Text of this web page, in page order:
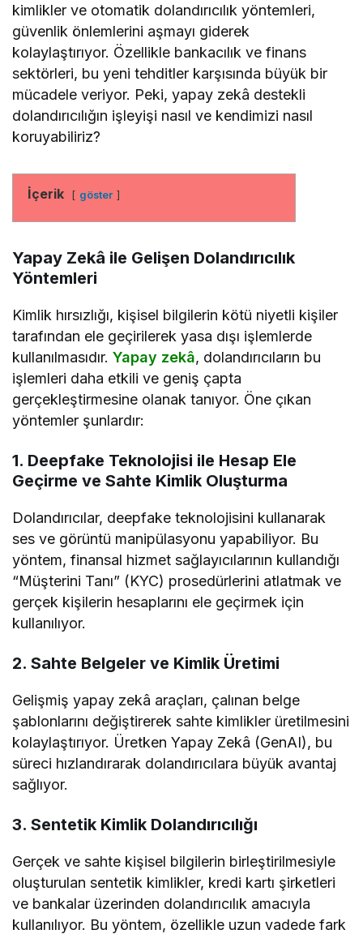
kimlikler ve otomatik dolandırıcılık yöntemleri,
güvenlik önlemlerini aşmayı giderek
kolaylaştırıyor. Özellikle bankacılık ve finans
sektörleri, bu yeni tehditler karşısında büyük bir
mücadele veriyor. Peki, yapay zekâ destekli
dolandırıcılığın işleyişi nasıl ve kendimizi nasıl
koruyabiliriz?
İçerik göster
Yapay Zekâ ile Gelişen Dolandırıcılık
Yöntemleri
Kimlik hırsızlığı, kişisel bilgilerin kötü niyetli kişiler
tarafından ele geçirilerek yasa dışı işlemlerde
kullanılmasıdır.Yapay zekâ, dolandırıcıların bu
işlemleri daha etkili ve geniş çapta
gerçekleştirmesine olanak tanıyor. Öne çıkan
yöntemler şunlardır:
1. Deepfake Teknolojisi ile Hesap Ele
Geçirme ve Sahte Kimlik Oluşturma
Dolandırıcılar, deepfake teknolojisini kullanarak
ses ve görüntü manipülasyonu yapabiliyor. Bu
yöntem, finansal hizmet sağlayıcılarının kullandığı
“Müşterini Tanı” (KYC) prosedürlerini atlatmak ve
gerçek kişilerin hesaplarını ele geçirmek için
kullanılıyor.
2. Sahte Belgeler ve Kimlik Üretimi
Gelişmiş yapay zekâ araçları, çalınan belge
şablonlarını değiştirerek sahte kimlikler üretilmesini
kolaylaştırıyor. Üretken Yapay Zekâ (GenAI), bu
süreci hızlandırarak dolandırıcılara büyük avantaj
sağlıyor.
3. Sentetik Kimlik Dolandırıcılığı
Gerçek ve sahte kişisel bilgilerin birleştirilmesiyle
oluşturulan sentetik kimlikler, kredi kartı şirketleri
ve bankalar üzerinden dolandırıcılık amacıyla
kullanılıyor. Bu yöntem, özellikle uzun vadede fark